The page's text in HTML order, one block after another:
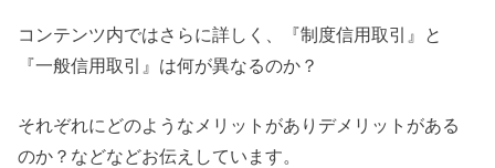
コンテンツ内ではさらに詳しく、『制度信用取引』と
『一般信用取引』は何が異なるのか？
それぞれにどのようなメリットがありデメリットがある
のか？などなどお伝えしています。